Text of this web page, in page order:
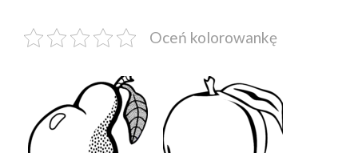
Oceń kolorowankę